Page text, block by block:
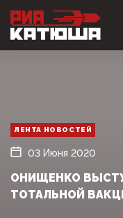
ЛЕНТА НОВОСТЕЙ
03 Июня 2020
ОНИЩЕНКО
ТОТАЛЬНОЙ